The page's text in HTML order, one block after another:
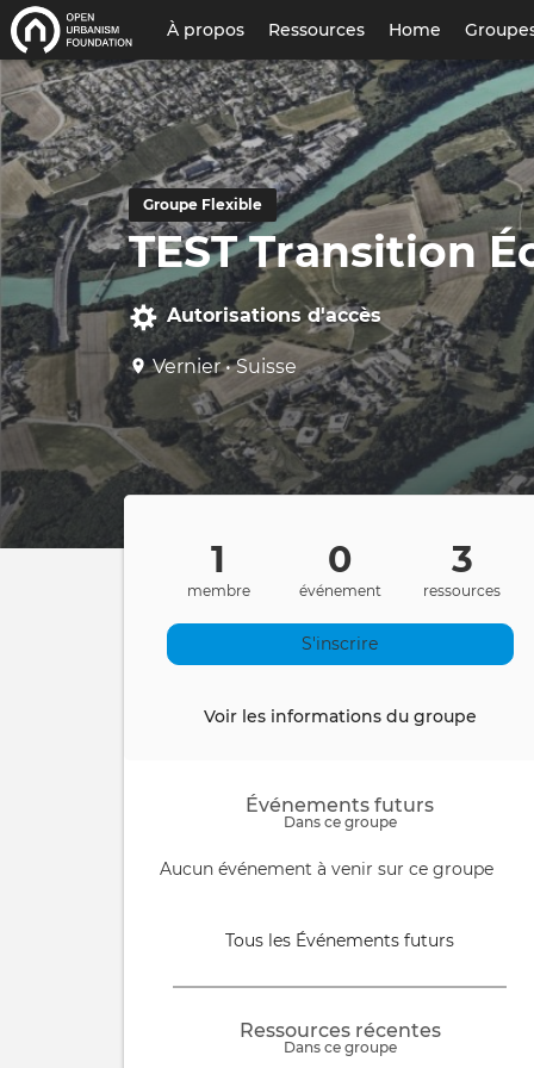
Menu
du
compte
de
l'utilisateur
À propos Ressources Home
Groupe Flexible
TEST Transition
Autorisations d'accès
Vernier • Suisse
1
membre
0
événement
3
ressources
S'inscrire
Voir les informations du groupe
Événements futurs
Dans ce groupe
Informative
Aucun événement à venir sur ce groupe
Tous les Événements futurs
Ressources récentes
Dans ce groupe